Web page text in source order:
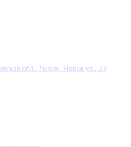
обл., Чехов, Новая ул., 23